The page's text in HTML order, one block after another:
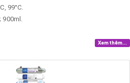
99°C.
900ml.
Xem thêm...